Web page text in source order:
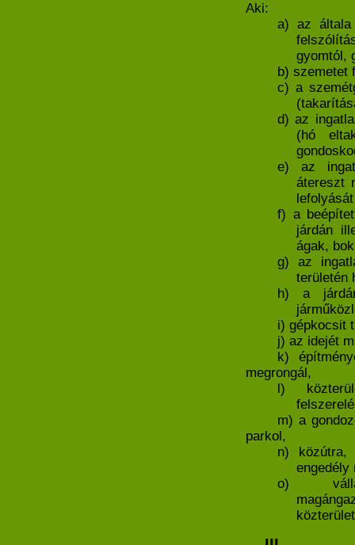
Aki:
a) az általa
gyomtól,
b) szemetet
c) a
d) az
(hó
e) az
átereszt
f) a
járdán
ágak,
g) az
területén
h) a
i) gépkocsit
j) az idejét
k)
megrongál,
l)
m) a
parkol,
n) közútra,
engedély
o)